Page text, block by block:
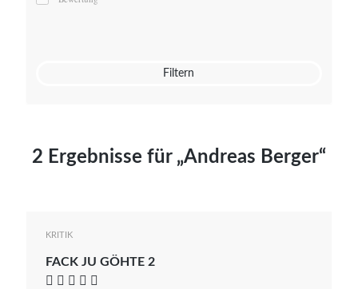
Mato von Vogelstein
Filtern
2 Ergebnisse für „Andreas Berger“
KRITIK
FACK JU GÖHTE 2
    